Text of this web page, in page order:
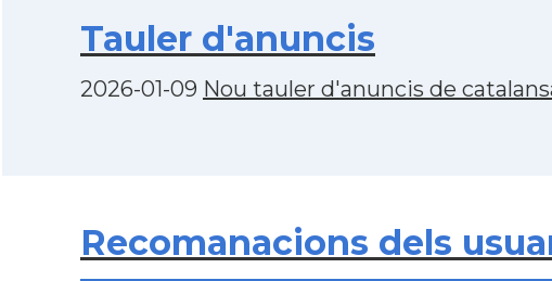
Tauler d'anuncis
2026-01-09 Nou tauler d'anuncis de
Recomanacions dels